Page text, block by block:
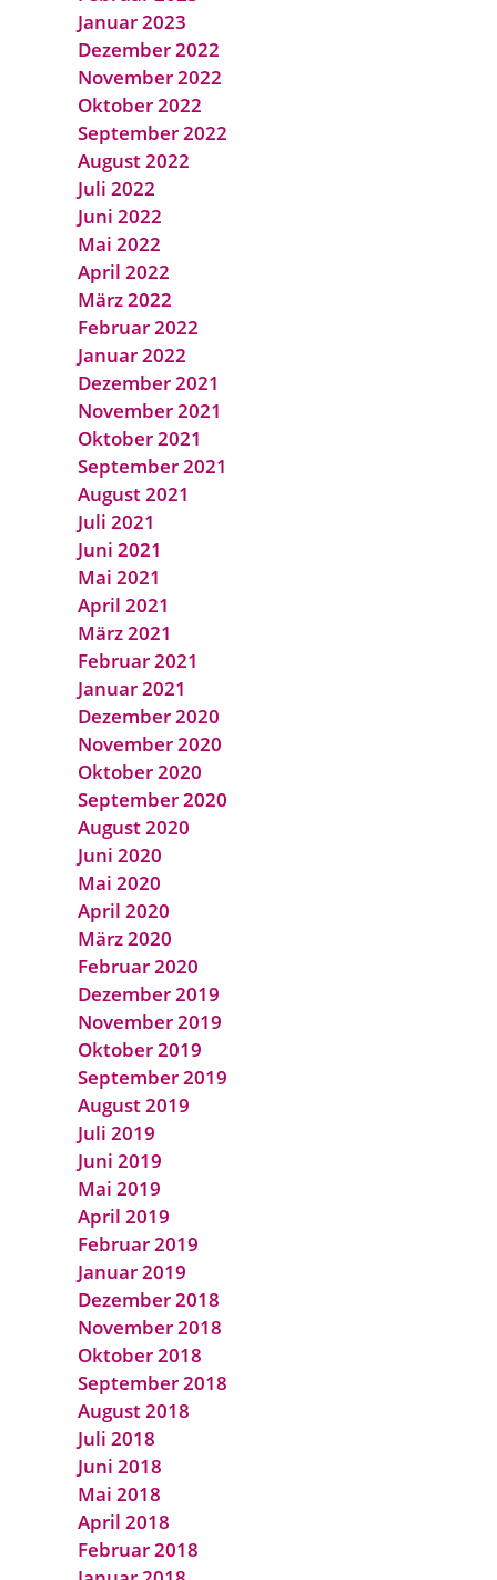
Januar 2023
Dezember 2022
November 2022
Oktober 2022
September 2022
August 2022
Juli 2022
Juni 2022
Mai 2022
April 2022
März 2022
Februar 2022
Januar 2022
Dezember 2021
November 2021
Oktober 2021
September 2021
August 2021
Juli 2021
Juni 2021
Mai 2021
April 2021
März 2021
Februar 2021
Januar 2021
Dezember 2020
November 2020
Oktober 2020
September 2020
August 2020
Juni 2020
Mai 2020
April 2020
März 2020
Februar 2020
Dezember 2019
November 2019
Oktober 2019
September 2019
August 2019
Juli 2019
Juni 2019
Mai 2019
April 2019
Februar 2019
Januar 2019
Dezember 2018
November 2018
Oktober 2018
September 2018
August 2018
Juli 2018
Juni 2018
Mai 2018
April 2018
Februar 2018